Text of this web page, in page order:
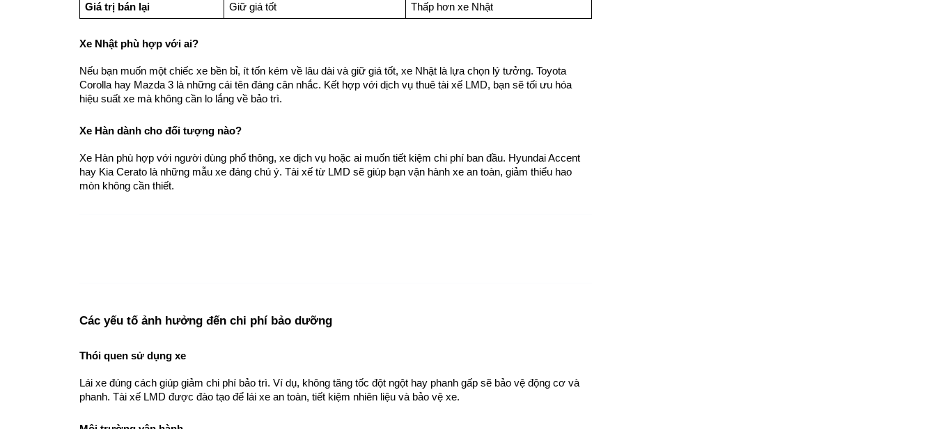
Giá trị bán lại Giữ giá tốt Thấp hơn xe Nhật
Xe Nhật phù hợp với ai?
Nếu bạn muốn một chiếc xe bền bỉ, ít tốn kém về lâu dài và giữ giá tốt, xe Nhật là lựa chọn lý tưởng. Toyota
Corolla hay Mazda 3 là những cái tên đáng cân nhắc. Kết hợp với dịch vụ thuê tài xế LMD, bạn sẽ tối ưu hóa
hiệu suất xe mà không cần lo lắng về bảo trì.
Xe Hàn dành cho đối tượng nào?
Xe Hàn phù hợp với người dùng phổ thông, xe dịch vụ hoặc ai muốn tiết kiệm chi phí ban đầu. Hyundai Accent
hay Kia Cerato là những mẫu xe đáng chú ý. Tài xế từ LMD sẽ giúp bạn vận hành xe an toàn, giảm thiểu hao
mòn không cần thiết.
Các yếu tố ảnh hưởng đến chi phí bảo dưỡng
Thói quen sử dụng xe
Lái xe đúng cách giúp giảm chi phí bảo trì. Ví dụ, không tăng tốc đột ngột hay phanh gấp sẽ bảo vệ động cơ và
phanh. Tài xế LMD được đào tạo để lái xe an toàn, tiết kiệm nhiên liệu và bảo vệ xe.